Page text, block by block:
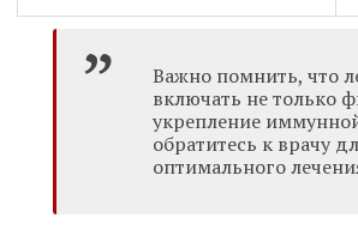
Важно помнить, что
включать не только
укрепление
обратитесь к врачу
оптимального